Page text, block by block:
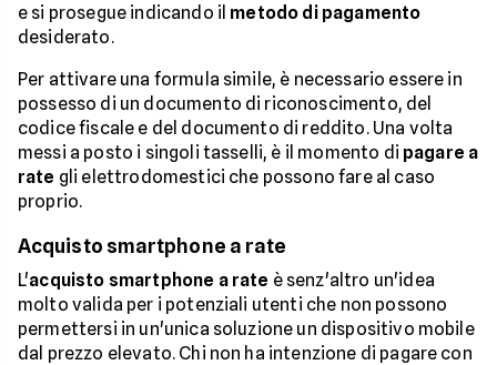
e si prosegue indicando il metodo di pagamento
desiderato.
Per attivare una formula simile, è necessario essere in
possesso di un documento di riconoscimento, del
codice fiscale e del documento di reddito. Una volta
messi a posto i singoli tasselli, è il momento di pagare a
rate gli elettrodomestici che possono fare al caso
proprio.
Acquisto smartphone a rate
L'acquisto smartphone a rate è senz'altro un'idea
molto valida per i potenziali utenti che non possono
permettersi in un'unica soluzione un dispositivo mobile
dal prezzo elevato. Chi non ha intenzione di pagare con